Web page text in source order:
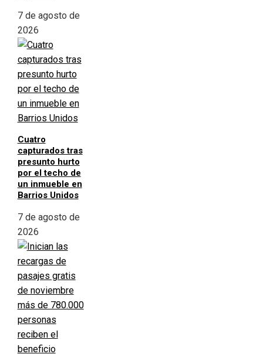
7 de agosto de
2026
Cuatro
capturados tras
presunto hurto
por el techo de
un inmueble en
Barrios Unidos
7 de agosto de
2026